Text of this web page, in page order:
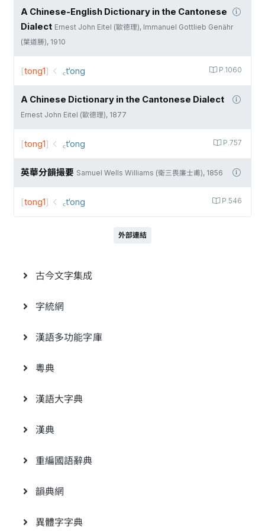
A Chinese-English Dictionary in the Cantonese
Dialect Ernest John Eitel (歐德理), Immanuel Gottlieb Genähr
(葉道勝), 1910
P.1060
[tong1] ꜀t‘ong
A Chinese Dictionary in the Cantonese Dialect
Ernest John Eitel (歐德理), 1877
P.757
[tong1] ꜀t‘ong
英華分韻撮要 Samuel Wells Williams (衛三畏廉士甫), 1856
P.546
[tong1] ꜀t‘ong
外部連結
古今文字集成
字統網
漢語多功能字庫
粵典
漢語大字典
漢典
重編國語辭典
韻典網
異體字字典